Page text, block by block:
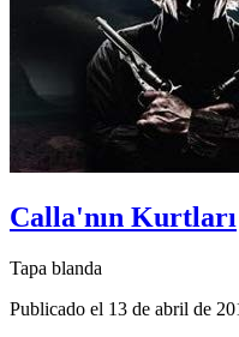
Calla'nın Kurtları
Tapa blanda
Publicado el 13 de abril de